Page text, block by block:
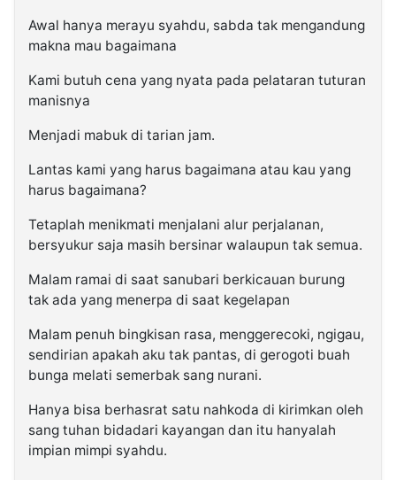
Awal hanya merayu syahdu, sabda tak mengandung
makna mau bagaimana
Kami butuh cena yang nyata pada pelataran tuturan
manisnya
Menjadi mabuk di tarian jam.
Lantas kami yang harus bagaimana atau kau yang
harus bagaimana?
Tetaplah menikmati menjalani alur perjalanan,
bersyukur saja masih bersinar walaupun tak semua.
Malam ramai di saat sanubari berkicauan burung
tak ada yang menerpa di saat kegelapan
Malam penuh bingkisan rasa, menggerecoki, ngigau,
sendirian apakah aku tak pantas, di gerogoti buah
bunga melati semerbak sang nurani.
Hanya bisa berhasrat satu nahkoda di kirimkan oleh
sang tuhan bidadari kayangan dan itu hanyalah
impian mimpi syahdu.